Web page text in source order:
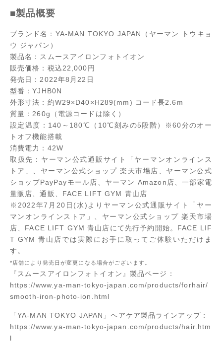
■製品概要
ブランド名：YA-MAN TOKYO JAPAN（ヤーマン トウキョ
ウ ジャパン）
製品名：スムースアイロンフォトイオン
販売価格：税込22,000円
発売日：2022年8月22日
型番：YJHB0N
外形寸法：約W29×D40×H289(mm) コード長2.6m
質量：260g（電源コードは除く）
設定温度：140～180℃（10℃刻みの5段階）※60分のオー
トオフ機能搭載
消費電力：42W
取扱先：ヤーマン公式通販サイト「ヤーマンオンラインス
トア」、ヤーマン公式ショップ 楽天市場店、ヤーマン公式
ショップPayPayモール店、ヤーマン Amazon店、一部家電
量販店、通販、FACE LIFT GYM 青山店
※2022年7月20日(水)よりヤーマン公式通販サイト「ヤー
マンオンラインストア」、ヤーマン公式ショップ 楽天市場
店、FACE LIFT GYM 青山店にて先行予約開始。FACE LIF
T GYM 青山店では実際にお手に取ってご体験いただけま
す。
*店舗により発売日が変更になる場合がございます。
『スムースアイロンフォトイオン』製品ページ：
https://www.ya-man-tokyo-japan.com/products/forhair/
smooth-iron-photo-ion.html
「YA-MAN TOKYO JAPAN」ヘアケア製品ラインアップ：
https://www.ya-man-tokyo-japan.com/products/hair.htm
l